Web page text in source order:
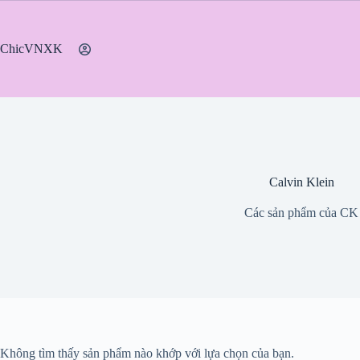
nội
ChicVNXK
Calvin Klein
Các sản phẩm của CK
Không tìm thấy sản phẩm nào khớp với lựa chọn của bạn.